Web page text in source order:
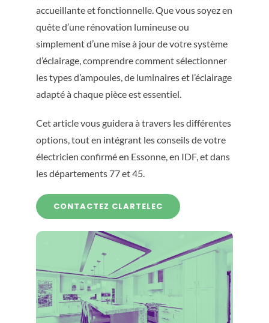
accueillante et fonctionnelle. Que vous soyez en
quête d’une rénovation lumineuse ou
simplement d’une mise à jour de votre système
d’éclairage, comprendre comment sélectionner
les types d’ampoules, de luminaires et l’éclairage
adapté à chaque pièce est essentiel.
Cet article vous guidera à travers les différentes
options, tout en intégrant les conseils de votre
électricien confirmé en Essonne, en IDF, et dans
les départements 77 et 45.
CONTACTEZ CLARTELEC